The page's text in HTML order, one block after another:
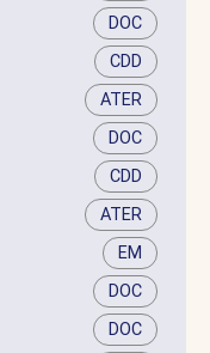
DOC
CDD
ATER
DOC
CDD
ATER
EM
DOC
DOC